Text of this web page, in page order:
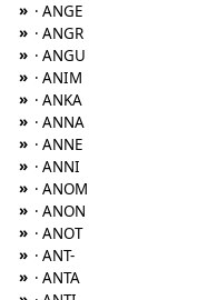
» · ANGE
» · ANGR
» · ANGU
» · ANIM
» · ANKA
» · ANNA
» · ANNE
» · ANNI
» · ANOM
» · ANON
» · ANOT
» · ANT-
» · ANTA